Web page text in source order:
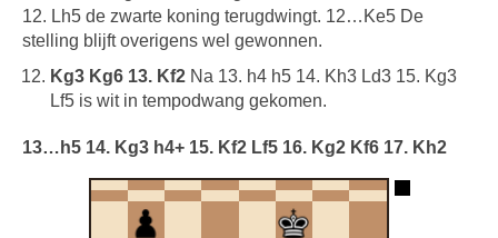
12. Lh5 de zwarte koning terugdwingt. 12…Ke5 De
stelling blijft overigens wel gewonnen.
Kg3 Kg6 13. Kf2 Na 13. h4 h5 14. Kh3 Ld3 15. Kg3
Lf5 is wit in tempodwang gekomen.
13…h5 14. Kg3 h4+ 15. Kf2 Lf5 16. Kg2 Kf6 17. Kh2